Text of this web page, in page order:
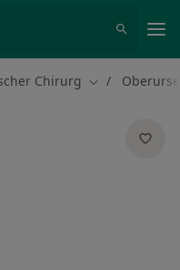
Chirurg Stadt ändern